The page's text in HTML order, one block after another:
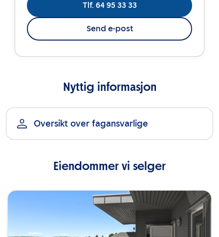
Tlf. 64 95 33 33
Send e-post
Nyttig informasjon
Oversikt over fagansvarlige
Eiendommer vi selger